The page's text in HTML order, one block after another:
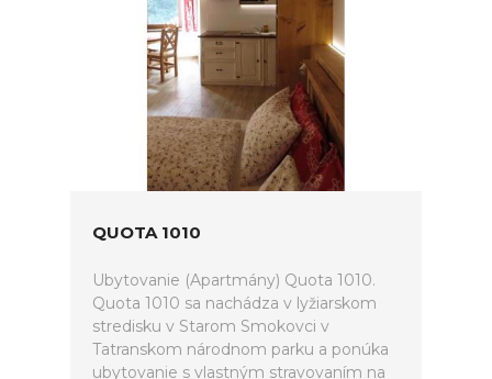
QUOTA 1010
Ubytovanie (Apartmány) Quota 1010.
Quota 1010 sa nachádza v lyžiarskom
stredisku v Starom Smokovci v
Tatranskom národnom parku a ponúka
ubytovanie s vlastným stravovaním na